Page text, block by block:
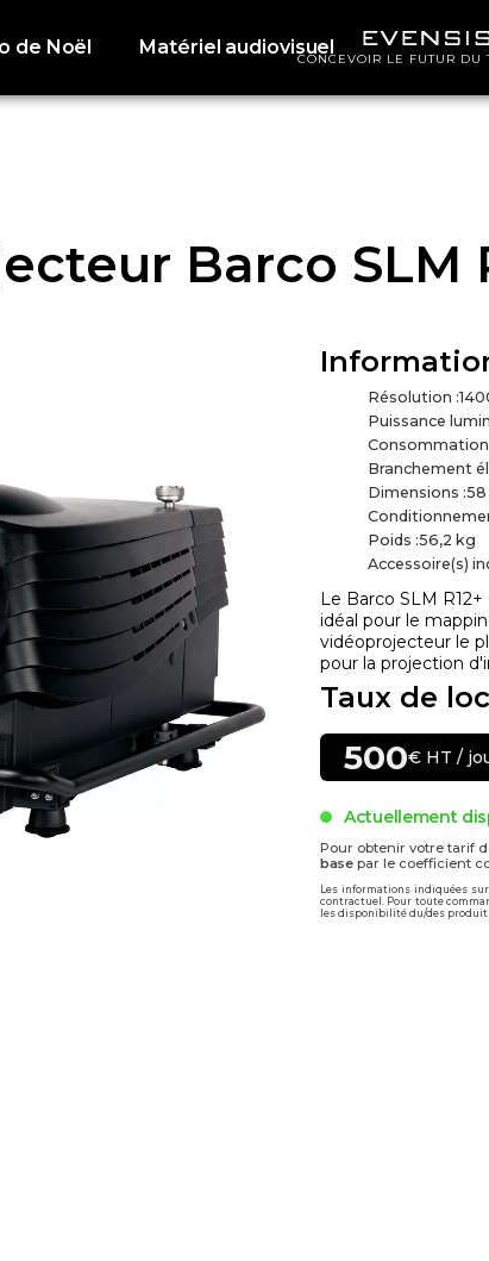
de Noël Matériel audiovisuel
CONCEVOIR LE FUTUR DU
Barco SLM
Résolution :
Puissance
Branchement
Dimensions :58
Poids :56,2 kg
Accessoire(s)
Le Barco SLM
idéal pour le
vidéoprojecteur le
pour la projection
Taux de
500€ HT /
Actuellement
Pour obtenir votre tarif
basepar le coefficient
Les informations indiquées
contractuel. Pour toute
les disponibilité du/des